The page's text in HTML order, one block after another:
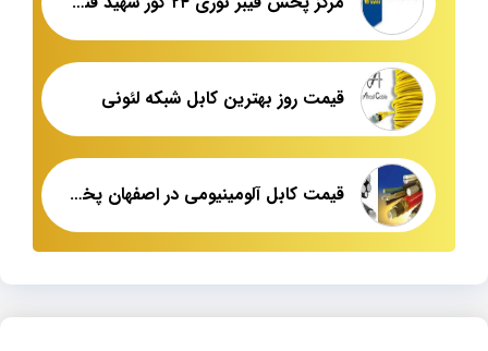
قیمت روز بهترین کابل شبکه لئونی
قیمت کابل آلومینیومی در اصفهان پخش عمده